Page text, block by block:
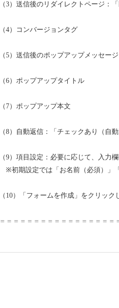
（3）送信後のリダイレクトページ：
（4）コンバージョンタグ
（5）送信後のポップアップメッセー
（6）ポップアップタイトル
（7）ポップアップ本文
（8）自動返信：「チェックあり（自
（9）項目設定：必要に応じて、入力
※初期設定では「お名前（必須）」
（10）「フォームを作成」をクリック
＝＝＝＝＝＝＝＝＝＝＝＝＝＝＝＝